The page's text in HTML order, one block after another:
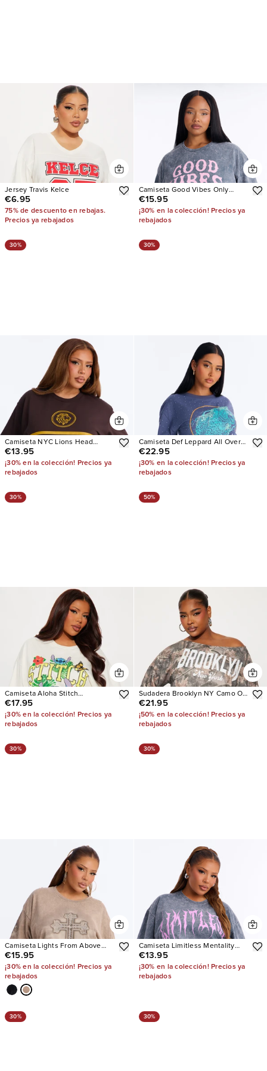
Jersey Travis Kelce
€6.95
75% de descuento en rebajas.
Precios ya rebajados
Camiseta Good Vibes Only
Washed Oversized
€15.95
¡30% en la colección! Precios ya
rebajados
30%
Camiseta NYC Lions Head
Bodega Oversized
€13.95
¡30% en la colección! Precios ya
rebajados
30%
Camiseta Def Leppard All Over
Rhinestone
€22.95
¡30% en la colección! Precios ya
rebajados
30%
Camiseta Aloha Stitch
Oversized
€17.95
¡30% en la colección! Precios ya
rebajados
50%
Sudadera Brooklyn NY Camo Off
Shoulder
€21.95
¡50% en la colección! Precios ya
rebajados
30%
Camiseta Lights From Above
Washed
€15.95
¡30% en la colección! Precios ya
rebajados
30%
Camiseta Limitless Mentality
Washed Oversized
€13.95
¡30% en la colección! Precios ya
rebajados
30% 30%